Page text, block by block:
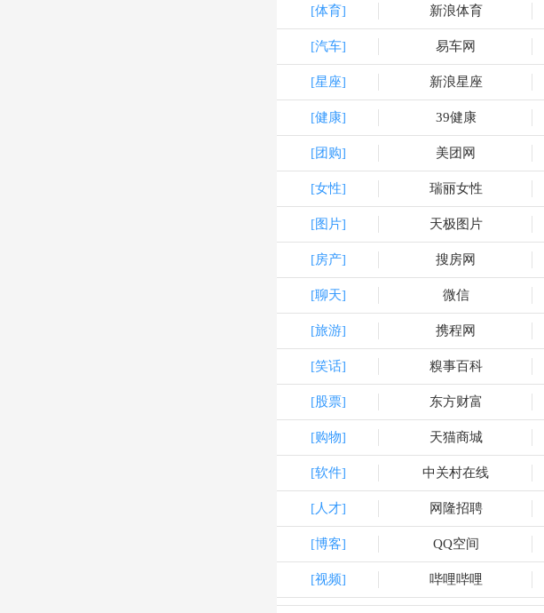
[体育] 新浪体育
[汽车] 易车网
[星座] 新浪星座
[健康] 39健康
[团购] 美团网
[女性] 瑞丽女性
[图片] 天极图片
[房产] 搜房网
[聊天] 微信
[旅游] 携程网
[笑话] 糗事百科
[股票] 东方财富
[购物] 天猫商城
[软件] 中关村在线
[人才] 网隆招聘
[博客] QQ空间
[视频] 哔哩哔哩